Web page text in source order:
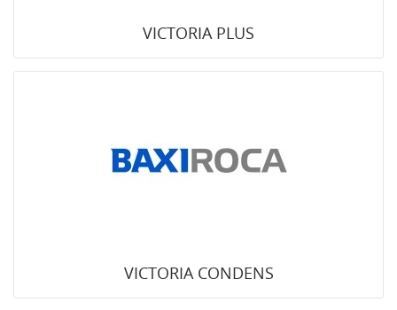
VICTORIA PLUS
VICTORIA CONDENS